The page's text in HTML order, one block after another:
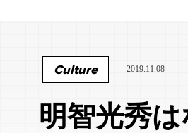
Culture 2019.11.08
明智光秀